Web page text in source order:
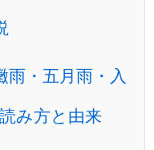
雨・五月雨・入
み方と由来